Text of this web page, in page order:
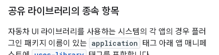
공유 라이브러리의 종속 항목
자동차 UI 라이브러리를 사용하는 시스템의 각 앱의 경우 플러
그인 패키지 이름이 있는 application 태그 아래 앱 매니페